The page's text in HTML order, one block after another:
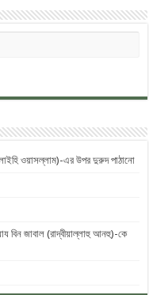
ওয়াসল্লাম)-এর উপর দুরুদ ‎পাঠানো
বিন জাবাল (রাদ্বীয়াল্লাহু আনহু)-কে